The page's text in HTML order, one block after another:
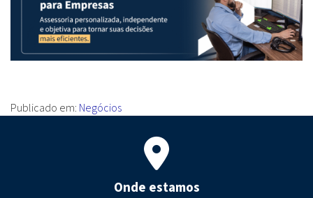
Publicado em: Negócios
Onde estamos